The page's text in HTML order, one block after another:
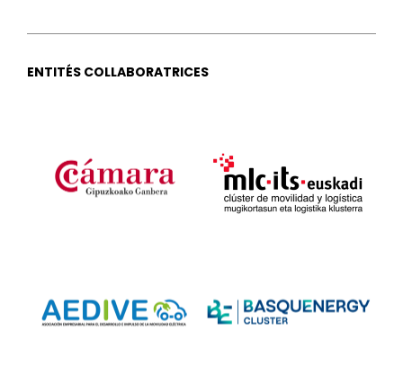
ENTITÉS COLLABORATRICES